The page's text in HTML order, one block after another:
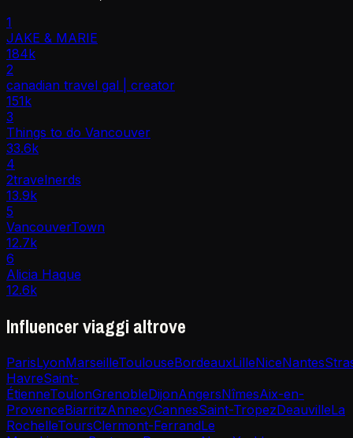
1
JAKE & MARIE
184k
2
canadian travel gal | creator
151k
3
Things to do Vancouver
33.6k
4
2travelnerds
13.9k
5
VancouverTown
12.7k
6
Alicia Haque
12.6k
Influencer viaggi altrove
ParisLyonMarseilleToulouseBordeauxLilleNiceNantes
HavreSaint-
ÉtienneToulonGrenobleDijonAngersNîmesAix-en-
ProvenceBiarritzAnnecyCannesSaint-TropezDeauvilleLa
RochelleToursClermont-FerrandLe